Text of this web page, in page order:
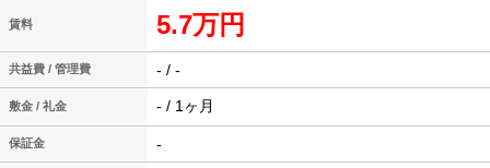
賃料 5.7万円
共益費 / 管理費 - / -
敷金 / 礼金 - / 1ヶ月
保証金 -